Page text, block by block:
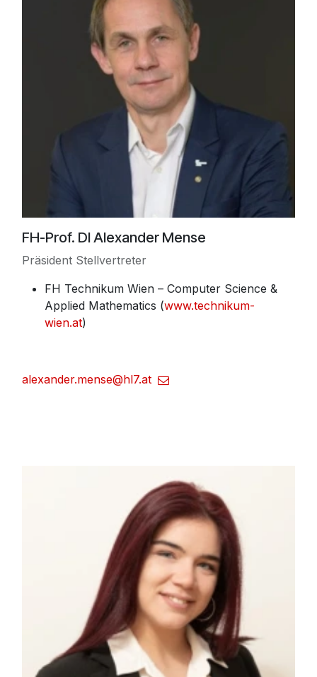
FH-Prof. DI Alexander Mense
Präsident Stellvertreter
FH Technikum Wien – Computer Science &
Applied Mathematics (www.technikum-
wien.at)
alexander.mense@hl7.at